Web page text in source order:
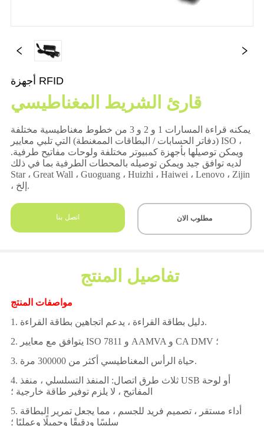
أجهزة RFID
قارئ الشريط المغناطيسي
اتصل بنا مطلوب الان
تفاصيل المنتج